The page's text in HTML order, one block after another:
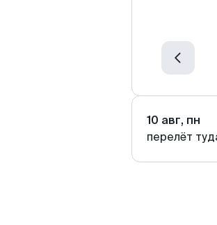
10 авг, пн
перелёт